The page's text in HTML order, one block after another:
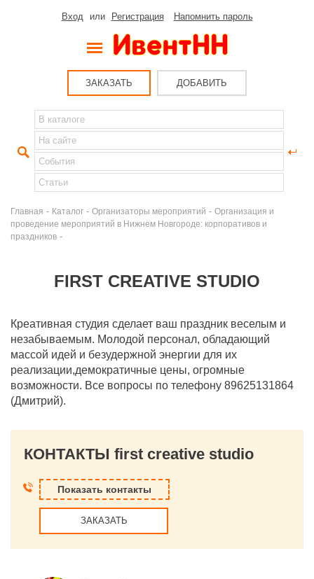
Вход или Регистрация Напомнить пароль
ЗАКАЗАТЬ ДОБАВИТЬ
Главная - Каталог - Организаторы мероприятий - Организация и
проведение мероприятий в Нижнем Новгороде: корпоративов и
праздников -
FIRST CREATIVE STUDIO
Креативная студия сделает ваш праздник веселым и
незабываемым. Молодой персонал, обладающий
массой идей и безудержной энергии для их
реализации,демократичные цены, огромные
возможности. Все вопросы по телефону 89625131864
(Дмитрий).
КОНТАКТЫ first creative studio
Показать контакты
ЗАКАЗАТЬ